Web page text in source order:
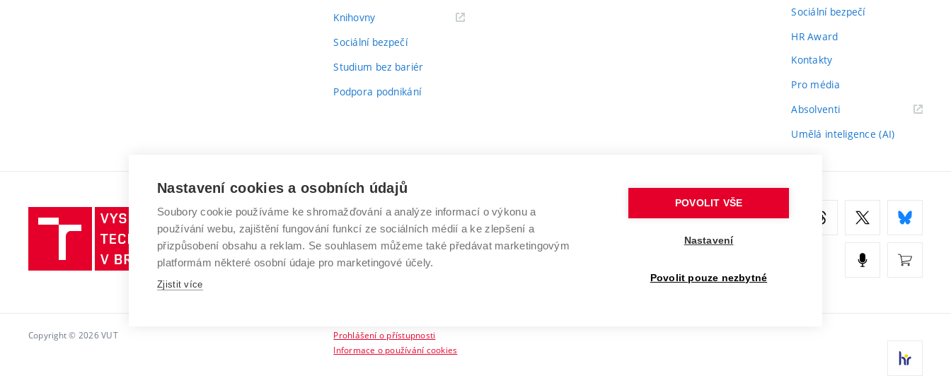
Knihovny(externí
Sociální bezpečí
Studium bez bariér
Podpora podnikání
Sociální bezpečí
HR Award
Kontakty
Pro média
Absolventi(externí
Umělá inteligence (AI)
Vysoké
učení
technické
v
VYSOKÉ UČENÍ TECHNICKÉ V BRNĚ
Antonínská 548/1
602 00 Brno
www.vut.cz
Copyright © 2026 VUT
Prohlášení o přístupnosti
Informace o používání cookies
Nastavení cookies a osobních údajů
Soubory cookie používáme ke shromažďování a analýze informací o výkonu a
používání webu, zajištění fungování funkcí ze sociálních médií a ke zlepšení a
přizpůsobení obsahu a reklam. Se souhlasem můžeme také předávat marketingovým
platformám některé osobní údaje pro marketingové účely.
Zjistit více
POVOLIT VŠE
Nastavení
Povolit pouze nezbytné